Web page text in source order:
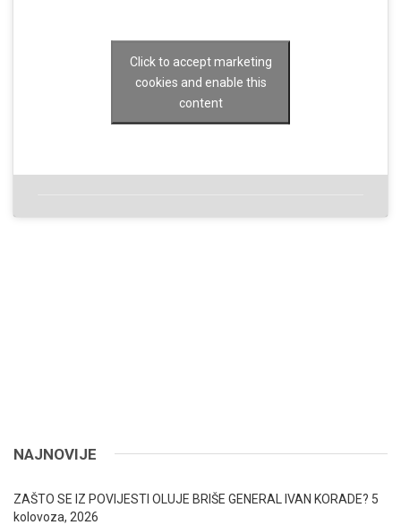
Click to accept marketing
cookies and enable this
content
NAJNOVIJE
ZAŠTO SE IZ POVIJESTI OLUJE BRIŠE GENERAL IVAN KORADE? 5
kolovoza, 2026